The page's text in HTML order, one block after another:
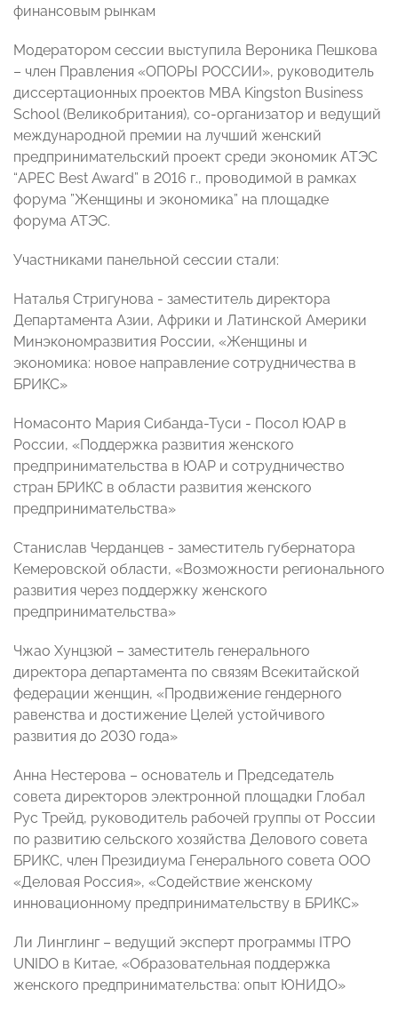
финансовым рынкам
Модератором сессии выступила Вероника Пешкова
– член Правления «ОПОРЫ РОССИИ», руководитель
диссертационных проектов МВА Kingston Business
School (Великобритания), со-организатор и ведущий
международной премии на лучший женский
предпринимательский проект среди экономик АТЭС
“APEC Best Award” в 2016 г., проводимой в рамках
форума ”Женщины и экономика” на площадке
форума АТЭС.
Участниками панельной сессии стали:
Наталья Стригунова - заместитель директора
Департамента Азии, Африки и Латинской Америки
Минэкономразвития России, «Женщины и
экономика: новое направление сотрудничества в
БРИКС»
Номасонто Мария Сибанда-Туси - Посол ЮАР в
России, «Поддержка развития женского
предпринимательства в ЮАР и сотрудничество
стран БРИКС в области развития женского
предпринимательства»
Станислав Черданцев - заместитель губернатора
Кемеровской области, «Возможности регионального
развития через поддержку женского
предпринимательства»
Чжао Хунцзюй – заместитель генерального
директора департамента по связям Всекитайской
федерации женщин, «Продвижение гендерного
равенства и достижение Целей устойчивого
развития до 2030 года»
Анна Нестерова – основатель и Председатель
совета директоров электронной площадки Глобал
Рус Трейд, руководитель рабочей группы от России
по развитию сельского хозяйства Делового совета
БРИКС, член Президиума Генерального совета ООО
«Деловая Россия», «Содействие женскому
инновационному предпринимательству в БРИКС»
Ли Линглинг – ведущий эксперт программы ITPO
UNIDO в Китае, «Образовательная поддержка
женского предпринимательства: опыт ЮНИДО»